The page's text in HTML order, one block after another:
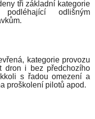
tři základní kategorie
odlišným
kategorie provozu
dron i bez předchozího
s řadou omezení a
proškolení pilotů apod.